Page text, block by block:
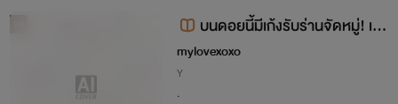
บนดอยนี้มีเก้งรับร่านจัดหมู่! เล
ยหนุ่มๆ Nc E-Book จบแล้ว
mylovexoxo
Y
.